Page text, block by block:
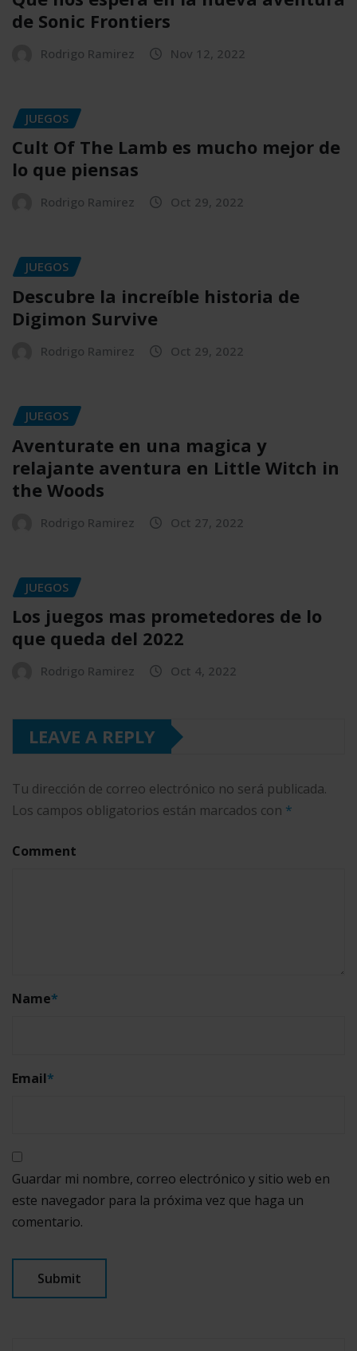
de Sonic Frontiers
Rodrigo Ramirez Nov 12, 2022
JUEGOS
Cult Of The Lamb es mucho mejor de
lo que piensas
Rodrigo Ramirez Oct 29, 2022
JUEGOS
Descubre la increíble historia de
Digimon Survive
Rodrigo Ramirez Oct 29, 2022
JUEGOS
Aventurate en una magica y
relajante aventura en Little Witch in
the Woods
Rodrigo Ramirez Oct 27, 2022
JUEGOS
Los juegos mas prometedores de lo
que queda del 2022
Rodrigo Ramirez Oct 4, 2022
LEAVE A REPLY
Tu dirección de correo electrónico no será publicada.
Los campos obligatorios están marcados con *
Comment
Name*
Email*
Guardar mi nombre, correo electrónico y sitio web en
este navegador para la próxima vez que haga un
comentario.